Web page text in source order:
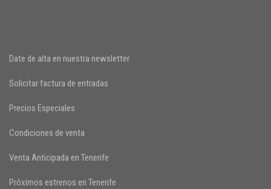
Date de alta en nuestra newsletter
Solicitar factura de entradas
Precios Especiales
Condiciones de venta
Venta Anticipada en Tenerife
Próximos estrenos en Tenerife